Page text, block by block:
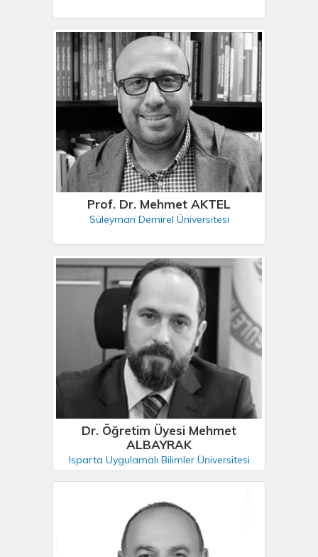
Prof. Dr. Mehmet AKTEL
Süleyman Demirel Üniversitesi
Dr. Öğretim Üyesi Mehmet
ALBAYRAK
Isparta Uygulamalı Bilimler Üniversitesi